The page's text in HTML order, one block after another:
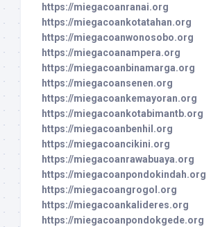
https://miegacoanranai.org
https://miegacoankotatahan.org
https://miegacoanwonosobo.org
https://miegacoanampera.org
https://miegacoanbinamarga.org
https://miegacoansenen.org
https://miegacoankemayoran.org
https://miegacoankotabimantb.org
https://miegacoanbenhil.org
https://miegacoancikini.org
https://miegacoanrawabuaya.org
https://miegacoanpondokindah.org
https://miegacoangrogol.org
https://miegacoankalideres.org
https://miegacoanpondokgede.org